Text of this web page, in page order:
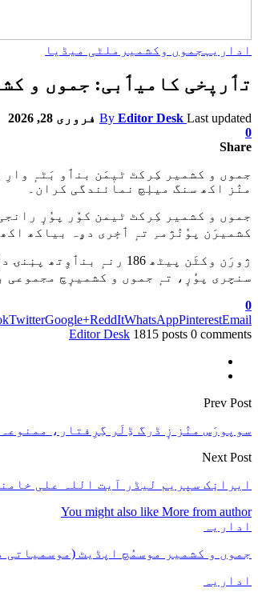
اداریہ جموں وکشمیر ملٹی میڈیا
تٲریٖخی کامیٲبی: جموں و
By Editor Desk Last updated
فروری 28, 2026
0
Share
جموں و کشمیر کِرکٹ ٹیٖمَن بنٲو بَٹہٕ
منٛز اکھ سنگ میلٕچ نمائندگی کران۔
کشمیرَن پوٗنٛژمہِ تہٕ ٲخٕری دۄہ بیاکھ
سنچری پوٗرٕ، تہٕ جموں و کشمیرٕچ مجموعی برتری 633 رنَن تام واتنٲو۔ پوٗنٛژمہِ دۄہ دُپہرٕ کِس کھٮ۪نَس تام اوس ٹیمُک سکور ژورَن
0
TwitterGoogle+ReddItWhatsAppPinterestEmail
Editor Desk 1815 posts 0 comments
Prev Post
سوپورَس منٛز زٕ ڈرگ ڈِلَر گِرِفتار،
Next Post
ایرانٕک سپریم لیڈر آیت اللہ علی
You might also like More from author
اداریہ
جموں و کشمیر موسمُچ اپڈیٹ (موسمیاتی
اداریہ